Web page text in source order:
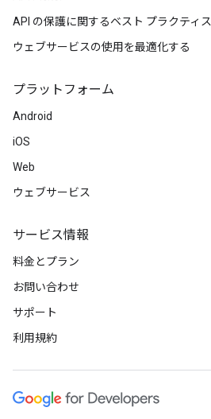
API の保護に関するベスト プラクティス
ウェブサービスの使用を最適化する
プラットフォーム
Android
iOS
Web
ウェブサービス
サービス情報
料金とプラン
お問い合わせ
サポート
利用規約